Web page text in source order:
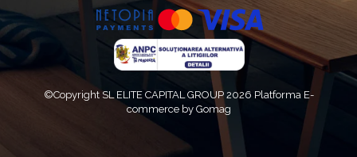
©Copyright SL ELITE CAPITAL GROUP 2026 Platforma E-
commerce by Gomag